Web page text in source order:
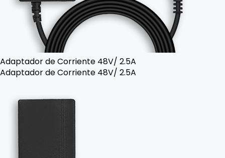
Adaptador de Corriente 48V/ 2.5A
Adaptador de Corriente 48V/ 2.5A